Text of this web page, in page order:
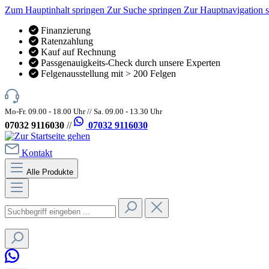
Zum Hauptinhalt springen Zur Suche springen Zur Hauptnavigation
Finanzierung
Ratenzahlung
Kauf auf Rechnung
Passgenauigkeits-Check durch unsere Experten
Felgenausstellung mit > 200 Felgen
Mo-Fr. 09.00 - 18.00 Uhr // Sa. 09.00 - 13.30 Uhr
07032 9116030 // 07032 9116030
Kontakt
Alle Produkte